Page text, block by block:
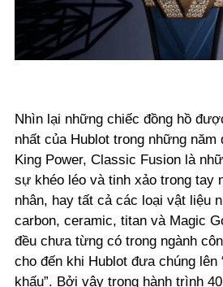
Nhìn lại những chiếc đồng hồ
nhất của Hublot trong những năm
King Power, Classic Fusion là
sự khéo léo và tinh xảo trong tay
nhân, hay tất cả các loại vật liệu
carbon, ceramic, titan và Magic
đều chưa từng có trong ngành
cho đến khi Hublot đưa chúng lên
khấu”. Bởi vậy trong hành trình